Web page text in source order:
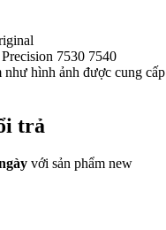
7530 7540
như hình ảnh được cung cấp
trả
với sản phẩm new